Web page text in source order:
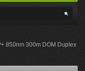
850nm 300m DOM Duplex